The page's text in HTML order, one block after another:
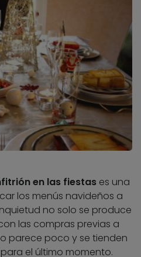
en las fiestas es una
los menús navideños a
no solo se produce
las compras previas a
parece poco y se tienden
el último momento.